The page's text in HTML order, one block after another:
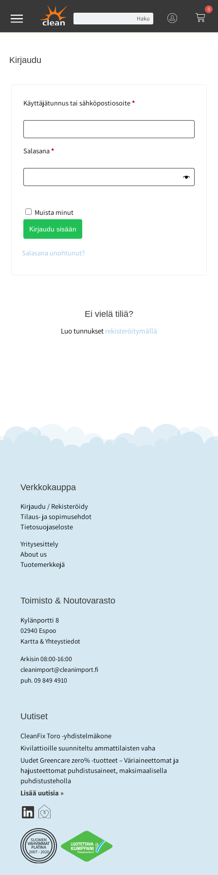
Haku
0
Kirjaudu
Käyttäjätunnus tai sähköpostiosoite*
Salasana*
Muista minut
Kirjaudu sisään
Salasana unohtunut?
Ei vielä tiliä?
Luo tunnukset rekisteröitymällä
Verkkokauppa
Kirjaudu / Rekisteröidy
Tilaus- ja sopimusehdot
Tietosuojaseloste
Yritysesittely
About us
Tuotemerkkejä
Toimisto & Noutovarasto
Kylänportti 8
02940 Espoo
Kartta & Yhteystiedot
Arkisin 08:00-16:00
cleanimport@cleanimport.fi
puh.09 849 4910
Uutiset
CleanFix Toro -yhdistelmäkone
Kivilattioille suunniteltu ammattilaisten vaha
Uudet Greencare zero% -tuotteet – Väriaineettomat ja
hajusteettomat puhdistusaineet, maksimaalisella
puhdistusteholla
Lisää uutisia »